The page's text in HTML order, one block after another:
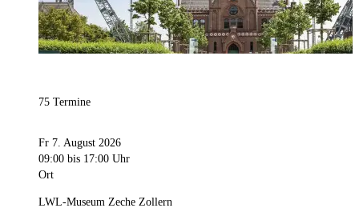
75 Termine
Fr 7. August 2026
09:00 bis 17:00 Uhr
Ort
LWL-Museum Zeche Zollern